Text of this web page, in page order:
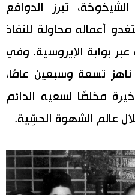
تبرز الدوافع
أعماله محاولة للنفاذ
بوابة الإيروسية. وفي
عمر ناهز تسعة وسبعين عامًا،
مخلصًا لسعيه الدائم
عالم الشهوة الحسِّية.